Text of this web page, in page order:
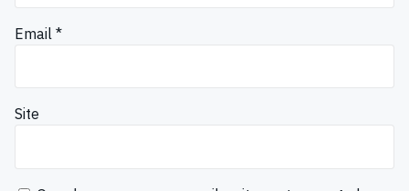
Email *
Site